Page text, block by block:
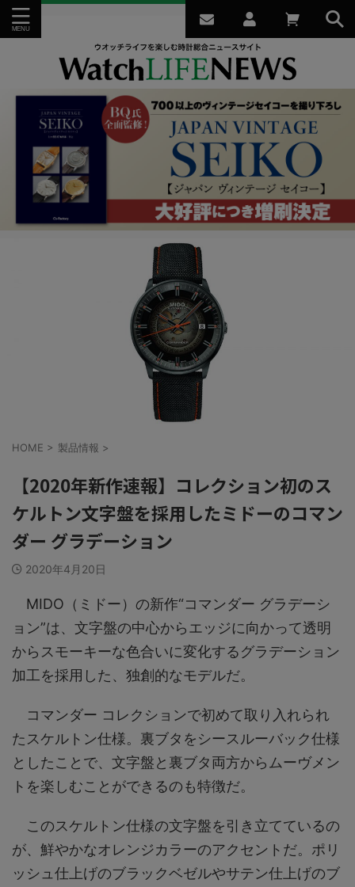
HOME > 製品情報 >
【2020年新作速報】コレクション初のス
ケルトン文字盤を採用したミドーのコマン
ダー グラデーション
2020年4月20日
MIDO（ミドー）の新作“コマンダー グラデーシ
ョン”は、文字盤の中心からエッジに向かって透明
からスモーキーな色合いに変化するグラデーション
加工を採用した、独創的なモデルだ。
コマンダー コレクションで初めて取り入れられ
たスケルトン仕様。裏ブタをシースルーバック仕様
としたことで、文字盤と裏ブタ両方からムーヴメン
トを楽しむことができるのも特徴だ。
このスケルトン仕様の文字盤を引き立てているの
が、鮮やかなオレンジカラーのアクセントだ。ポリ
ッシュ仕上げのブラックベゼルやサテン仕上げのブ